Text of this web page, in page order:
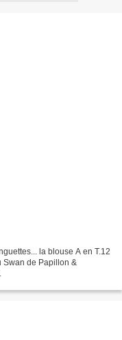
la blouse A en T.12
Swan de Papillon &